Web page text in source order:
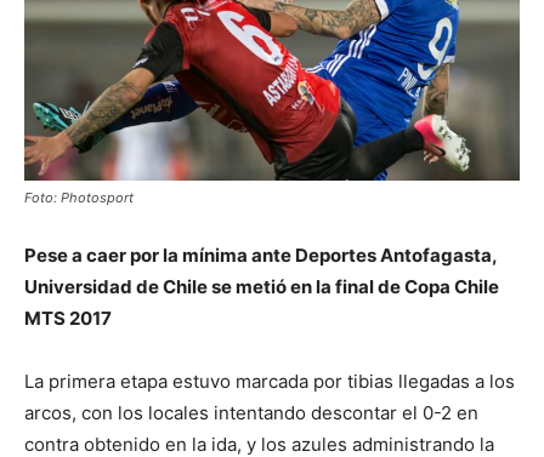
Foto: Photosport
Pese a caer por la mínima ante Deportes Antofagasta,
Universidad de Chile se metió en la final de Copa Chile
MTS 2017
La primera etapa estuvo marcada por tibias llegadas a los
arcos, con los locales intentando descontar el 0-2 en
contra obtenido en la ida, y los azules administrando la